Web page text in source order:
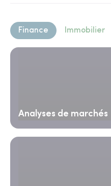
Finance Immobilier
Analyses de marchés